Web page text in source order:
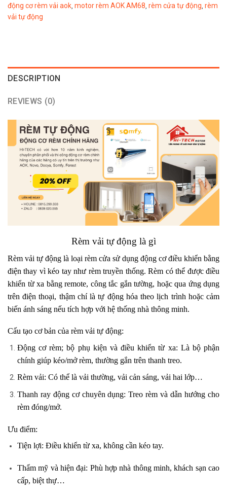
động cơ rèm vải aok motor rèm AOK AM68 rèm cửa tự động rèm
vải tự động
DESCRIPTION
REVIEWS (0)
Rèm vải tự động là gì
Rèm vải tự động là loại rèm cửa sử dụng động cơ điều khiển bằng
điện thay vì kéo tay như rèm truyền thống. Rèm có thể được điều
khiển từ xa bằng remote, công tắc gắn tường, hoặc qua ứng dụng
trên điện thoại, thậm chí làtự động hóa theo lịch trình hoặc cảm
biến ánh sáng nếu tích hợp với hệ thống nhà thông minh.
Cấu tạo cơ bản của rèm vải tự động:
Động cơ rèm; bộ phụ kiện và điều khiển từ xa: Là bộ phận
chính giúp kéo/mở rèm, thường gắn trên thanh treo.
Rèm vải: Có thể là vải thường, vải cản sáng, vải hai lớp…
Thanh ray động cơ chuyên dụng: Treo rèm và dẫn hướng cho
rèm đóng/mở.
Ưu điểm:
Tiện lợi: Điều khiển từ xa, không cần kéo tay.
Thẩm mỹ và hiện đại: Phù hợp nhà thông minh, khách sạn cao
cấp, biệt thự…